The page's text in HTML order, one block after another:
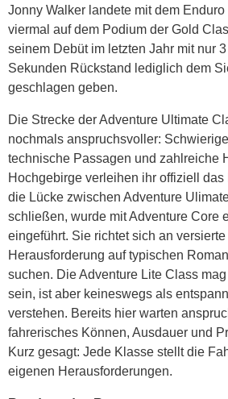
Jonny Walker landete mit dem
viermal auf dem Podium der Gold
seinem Debüt im letzten Jahr mit nur
Sekunden Rückstand lediglich dem
geschlagen geben.
Die Strecke der Adventure Ultimate
nochmals anspruchsvoller:
technische Passagen und zahlreiche
Hochgebirge verleihen ihr offiziell
die Lücke zwischen Adventure
schließen, wurde mit Adventure Core
eingeführt. Sie richtet sich an
Herausforderung auf typischen
suchen. Die Adventure Lite Class
sein, ist aber keineswegs als
verstehen. Bereits hier warten
fahrerisches Können, Ausdauer und
Kurz gesagt: Jede Klasse stellt die
eigenen Herausforderungen.